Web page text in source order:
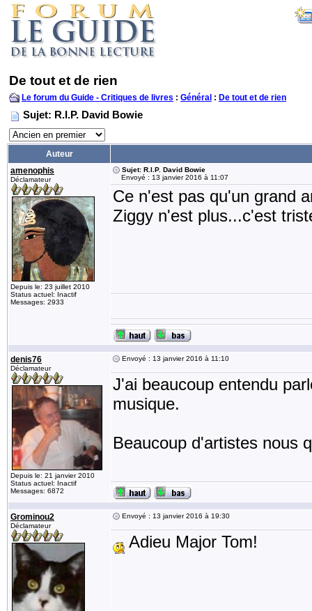
De tout et de rien
Le forum du Guide - Critiques de livres : Général : De tout et de rien
Sujet: R.I.P. David Bowie
Auteur
amenophis
Déclamateur
Depuis le: 23 juillet 2010
Status actuel: Inactif
Messages: 2933
Sujet: R.I.P. David Bowie
Envoyé : 13 janvier 2016 à 11:07
Ce n'est pas qu'un grand
Ziggy n'est plus...c'est
denis76
Déclamateur
Depuis le: 21 janvier 2010
Status actuel: Inactif
Messages: 6872
Envoyé : 13 janvier 2016 à 11:10
J'ai beaucoup entendu
musique.
Beaucoup d'artistes nous
Grominou2
Déclamateur
Envoyé : 13 janvier 2016 à 19:30
Adieu Major Tom!